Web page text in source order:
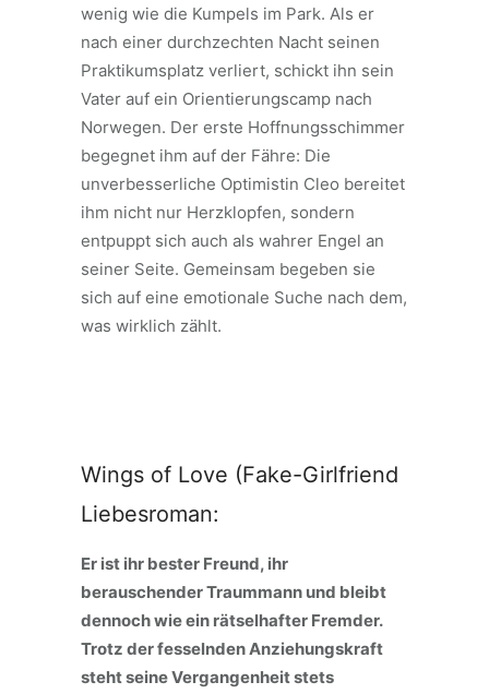
wenig wie die Kumpels im Park. Als er
nach einer durchzechten Nacht seinen
Praktikumsplatz verliert, schickt ihn sein
Vater auf ein Orientierungscamp nach
Norwegen. Der erste Hoffnungsschimmer
begegnet ihm auf der Fähre: Die
unverbesserliche Optimistin Cleo bereitet
ihm nicht nur Herzklopfen, sondern
entpuppt sich auch als wahrer Engel an
seiner Seite. Gemeinsam begeben sie
sich auf eine emotionale Suche nach dem,
was wirklich zählt.
Wings of Love (Fake-Girlfriend
Liebesroman:
Er ist ihr bester Freund, ihr
berauschender Traummann und bleibt
dennoch wie ein rätselhafter Fremder.
Trotz der fesselnden Anziehungskraft
steht seine Vergangenheit stets